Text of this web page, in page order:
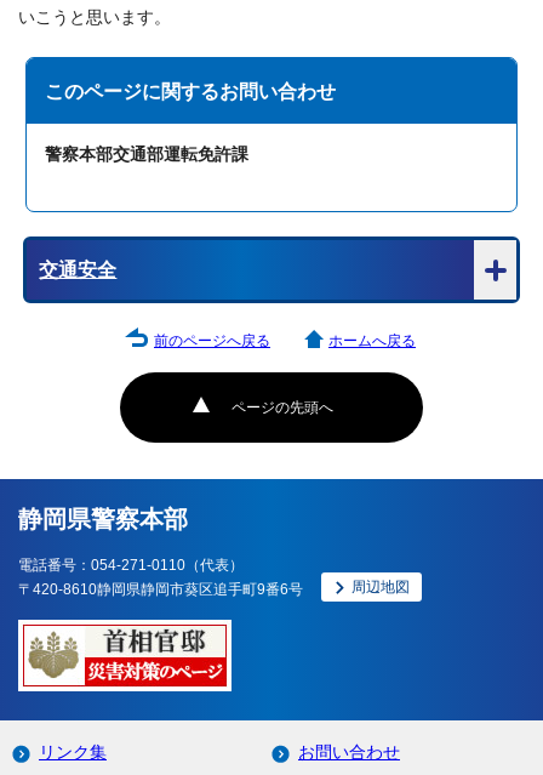
いこうと思います。
このページに関するお問い合わせ
警察本部交通部運転免許課
交通安全
ページの先頭へ
前のページへ戻る ホームへ戻る
静岡県警察本部
電話番号：054-271-0110（代表）
〒420-8610静岡県静岡市葵区追手町9番6号
周辺地図
リンク集 お問い合わせ